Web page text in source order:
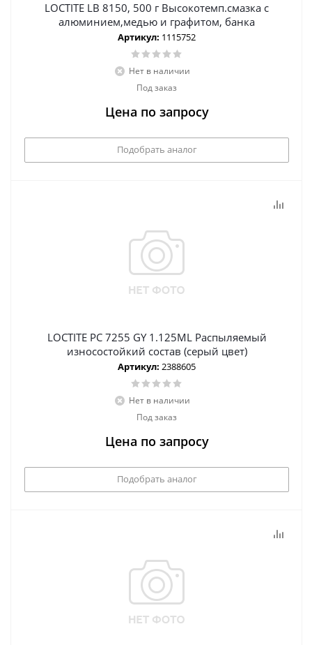
LOCTITE LB 8150, 500 г Высокотемп.смазка с
алюминием,медью и графитом, банка
Артикул: 1115752
Нет в наличии
Под заказ
Цена по запросу
Подобрать аналог
LOCTITE PC 7255 GY 1.125ML Распыляемый
износостойкий состав (серый цвет)
Артикул: 2388605
Нет в наличии
Под заказ
Цена по запросу
Подобрать аналог